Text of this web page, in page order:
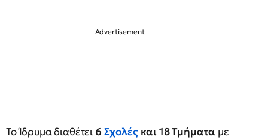
Το Ίδρυμα διαθέτει 6 Σχολέςκαι 18 Τμήματα με